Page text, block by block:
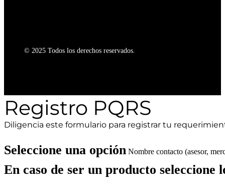
© 2025 Todos los derechos reservados.
Registro PQRS
Diligencia este formulario para registrar tu
Seleccione una opción Nombre contacto (asesor,
En caso de ser un producto seleccione